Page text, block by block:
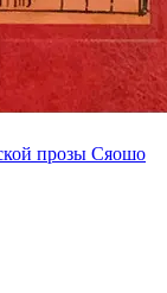
прозы Сяошо